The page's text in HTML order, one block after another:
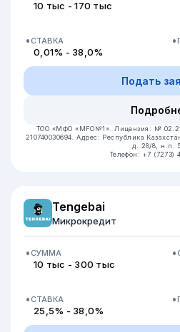
10 тыс - 170 тыс
СТАВКА
0,01% - 38,0%
Подать
ТОО «МФО «MFO№1». Лицензия: №
210740030694.Адрес: Республика
д. 28/8, н.п.
Телефон: +7 (7273)
Tengebai
Микрокредит
СУММА
10 тыс - 300 тыс
СТАВКА
25,5% - 38,0%